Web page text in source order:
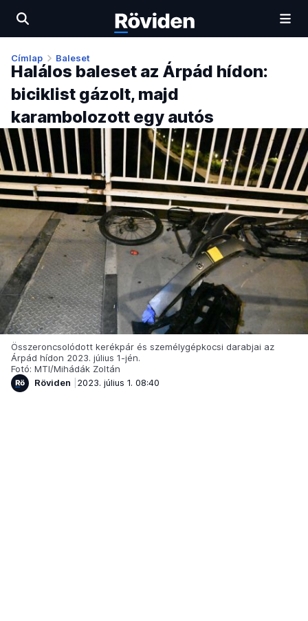
Címlap Baleset
Halálos baleset az Árpád hídon:
biciklist gázolt, majd
karambolozott egy autós
Összeroncsolódott kerékpár és személygépkocsi darabjai az
Árpád hídon 2023. július 1-jén.
Fotó: MTI/Mihádák Zoltán
Röviden
2023. július 1. 08:40